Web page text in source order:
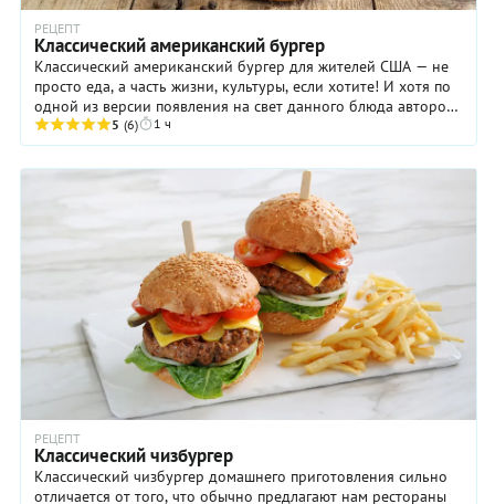
РЕЦЕПТ
Классический американский бургер
Классический американский бургер для жителей США — не
просто еда, а часть жизни, культуры, если хотите! И хотя по
одной из версии появления на свет данного блюда автором
был эмигрант из Гамбурга, это ...
5 (6) 1 ч
РЕЦЕПТ
Классический чизбургер
Классический чизбургер домашнего приготовления сильно
отличается от того, что обычно предлагают нам рестораны